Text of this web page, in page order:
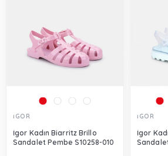
İGOR
İgor Kadın Biarritz Brillo
Sandalet Pembe S10258-010
İGOR
İgor